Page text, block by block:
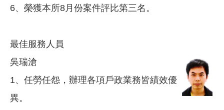
6、榮獲本所8月份案件評比第三名。
最佳服務人員
吳瑞滄
1、任勞任怨，辦理各項戶政業務皆績效優
異。